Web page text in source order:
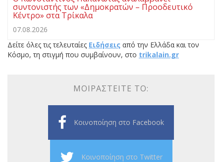
συντονιστής των «Δημοκρατών – Προοδευτικό
Κέντρο» στα Τρίκαλα
07.08.2026
Δείτε όλες τις τελευταίες Ειδήσεις από την Ελλάδα και τον
Κόσμο, τη στιγμή που συμβαίνουν, στο trikalain.gr
ΜΟΙΡΑΣΤΕΊΤΕ ΤΟ:
Κοινοποίηση στο Facebook
Κοινοποίηση στο Twitter